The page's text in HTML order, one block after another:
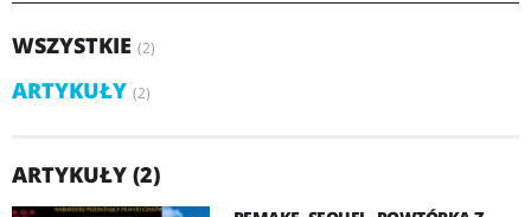
WSZYSTKIE (2)
ARTYKUŁY (2)
ARTYKUŁY (2)